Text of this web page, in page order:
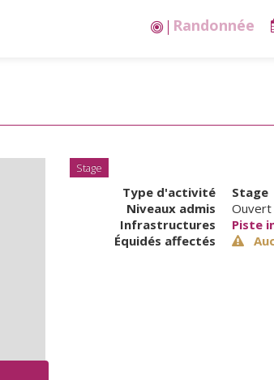
Stages vacances
Stage
Type d'activité
Stage
Niveaux admis
Ouvert
Infrastructures
Piste
Équidés affectés